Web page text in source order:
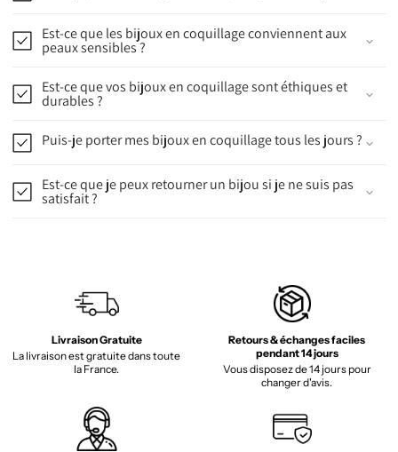
Est-ce que les bijoux en coquillage conviennent aux
peaux sensibles ?
Est-ce que vos bijoux en coquillage sont éthiques et
durables ?
Puis-je porter mes bijoux en coquillage tous les jours ?
Est-ce que je peux retourner un bijou si je ne suis pas
satisfait ?
Livraison Gratuite
La livraison est gratuite dans toute
la France.
Retours & échanges faciles
pendant 14 jours
Vous disposez de 14 jours pour
changer d'avis.